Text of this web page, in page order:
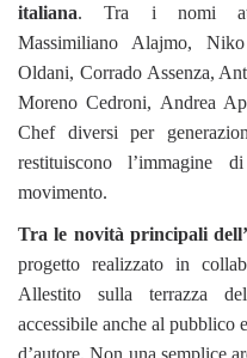
italiana. Tra i nomi
Massimiliano Alajmo,
Oldani, Corrado Assenza,
Moreno Cedroni, Andrea
Chef diversi per
restituiscono l’immagine
movimento.
Tra le novità principali
progetto realizzato in
Allestito sulla terrazza
accessibile anche al pubblico
d’autore. Non una semplice